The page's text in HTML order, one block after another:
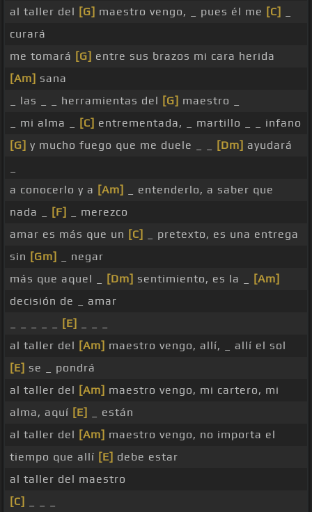
al taller del [G] maestro vengo, _ pues él me [C]
curará
me tomará [G] entre sus brazos mi cara herida
[Am] sana
_ las _ _ herramientas del [G] maestro _
_ mi alma _
[C] entrementada, _ martillo _ _ infano
[G] y mucho fuego que me duele _ _ [Dm] ayudará
a conocerlo y a [Am]
_ entenderlo, a saber que
nada _
[F]
_ merezco
amar es más que un [C]
_ pretexto, es una entrega
sin [Gm]
_ negar
más que aquel _
[Dm] sentimiento, es la _
[Am]
decisión de _ amar
[E]
al taller del [Am] maestro vengo, allí, _ allí el sol
[E] se _ pondrá
al taller del [Am] maestro vengo, mi cartero, mi
alma, aquí [E]
_ están
al taller del [Am] maestro vengo, no importa el
tiempo que allí [E] debe estar
al taller del maestro
[C]